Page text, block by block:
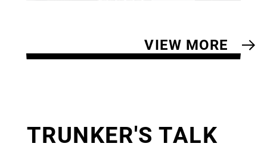
VIEW MORE
TRUNKER'S TALK